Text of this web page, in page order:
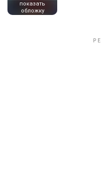
показать
обложку